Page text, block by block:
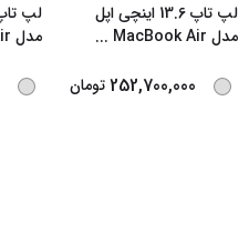
لپ تاپ 13.6 اینچی اپل
مدل MacBook Air
...
252,700,000 تومان
مدل MacBook Air